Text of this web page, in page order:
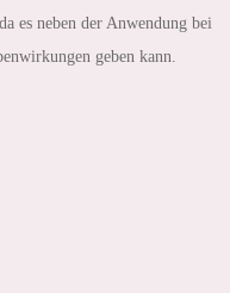
es neben der Anwendung bei
geben kann.